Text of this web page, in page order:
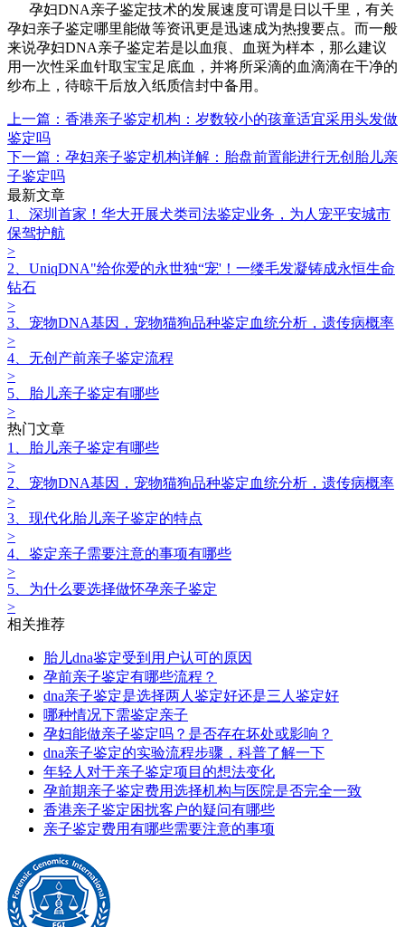
孕妇DNA亲子鉴定技术的发展速度可谓是日以千里，有关
孕妇亲子鉴定哪里能做等资讯更是迅速成为热搜要点。而一般
来说孕妇DNA亲子鉴定若是以血痕、血斑为样本，那么建议
用一次性采血针取宝宝足底血，并将所采滴的血滴滴在干净的
纱布上，待晾干后放入纸质信封中备用。
上一篇：香港亲子鉴定机构：岁数较小的孩童适宜采用头发做
鉴定吗
下一篇：孕妇亲子鉴定机构详解：胎盘前置能进行无创胎儿亲
子鉴定吗
最新文章
1、深圳首家！华大开展犬类司法鉴定业务，为人宠平安城市
保驾护航
>
2、UniqDNA"给你爱的永世独“宠'！一缕毛发凝铸成永恒生命
钻石
>
3、宠物DNA基因，宠物猫狗品种鉴定血统分析，遗传病概率
>
4、无创产前亲子鉴定流程
>
5、胎儿亲子鉴定有哪些
>
热门文章
1、胎儿亲子鉴定有哪些
>
2、宠物DNA基因，宠物猫狗品种鉴定血统分析，遗传病概率
>
3、现代化胎儿亲子鉴定的特点
>
4、鉴定亲子需要注意的事项有哪些
>
5、为什么要选择做怀孕亲子鉴定
>
相关推荐
胎儿dna鉴定受到用户认可的原因
孕前亲子鉴定‍有哪些流程？
dna亲子鉴定是选择两人鉴定好还是三人鉴定好
哪种情况下需鉴定亲子
孕妇能做亲子鉴定吗？是否存在坏处或影响？
dna亲子鉴定的实验流程步骤，科普了解一下
年轻人对于亲子鉴定项目的想法变化
孕前期亲子鉴定费用选择机构与医院是否完全一致
香港亲子鉴定困扰客户的疑问有哪些
亲子鉴定费用有哪些需要注意的事项